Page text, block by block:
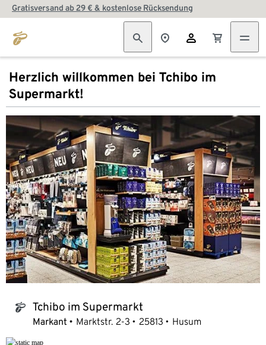
Gratisversand ab 29 € & kostenlose Rücksendung
Herzlich willkommen bei Tchibo im
Supermarkt!
tchibo_logo Tchibo im Supermarkt
Markant Marktstr. 2-3 25813 Husum